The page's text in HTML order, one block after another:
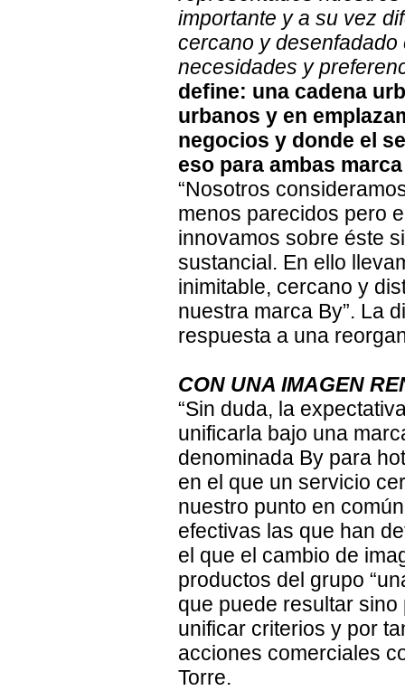
importante y a su vez
cercano y
necesidades y
define: una cadena
urbanos y en
negocios y donde el
eso para ambas
“Nosotros
menos parecidos pero
innovamos sobre éste
sustancial. En ello
inimitable, cercano y
nuestra marca By”. La
respuesta a una
CON UNA IMAGEN
“Sin duda, la
unificarla bajo una
denominada By para
en el que un servicio
nuestro punto en
efectivas las que han
el que el cambio de
productos del grupo
que puede resultar
unificar criterios y por
acciones comerciales
Torre.